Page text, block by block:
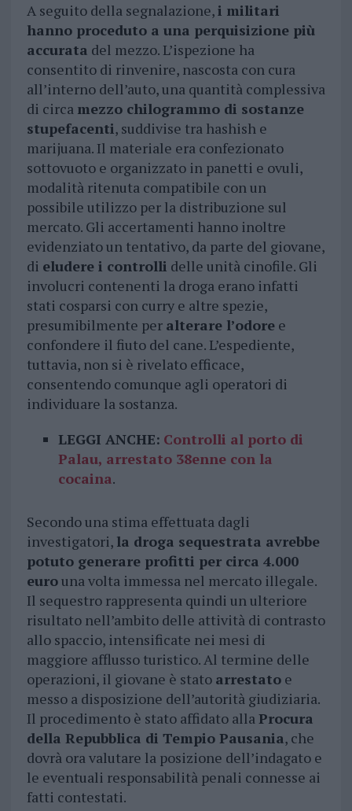
A seguito della segnalazione,i militari
hanno proceduto a una perquisizione più
accurata del mezzo. L’ispezione ha
consentito di rinvenire, nascosta con cura
all’interno dell’auto, una quantità complessiva
di circa mezzo chilogrammo di sostanze
stupefacenti, suddivise tra hashish e
marijuana. Il materiale era confezionato
sottovuoto e organizzato in panetti e ovuli,
modalità ritenuta compatibile con un
possibile utilizzo per la distribuzione sul
mercato. Gli accertamenti hanno inoltre
evidenziato un tentativo, da parte del giovane,
di eludere i controlli delle unità cinofile. Gli
involucri contenenti la droga erano infatti
stati cosparsi con curry e altre spezie,
presumibilmente per alterare l’odoree
confondere il fiuto del cane. L’espediente,
tuttavia, non si è rivelato efficace,
consentendo comunque agli operatori di
individuare la sostanza.
LEGGI ANCHE: Controlli al porto di
Palau, arrestato 38enne con la
cocaina.
Secondo una stima effettuata dagli
investigatori, la droga sequestrata avrebbe
potuto generare profitti per circa 4.000
eurouna volta immessa nel mercato illegale.
Il sequestro rappresenta quindi un ulteriore
risultato nell’ambito delle attività di contrasto
allo spaccio, intensificate nei mesi di
maggiore afflusso turistico. Al termine delle
operazioni, il giovane è stato arrestatoe
messo a disposizione dell’autorità giudiziaria.
Il procedimento è stato affidato allaProcura
della Repubblica di Tempio Pausania, che
dovrà ora valutare la posizione dell’indagato e
le eventuali responsabilità penali connesse ai
fatti contestati.